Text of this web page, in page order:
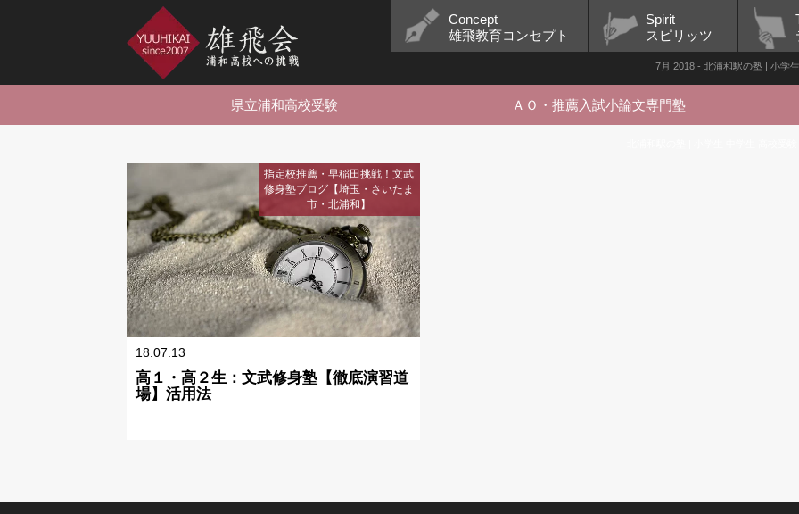
Concept
雄飛教育コンセプト
Spirit
スピリッツ
7月 2018 - 北浦和駅の塾 | 小学
県立浦和高校受験 ＡＯ・推薦入試小論文専門塾
指定校推薦・早稲田挑戦！文武
修身塾ブログ【埼玉・さいたま
市・北浦和】
18.07.13
高１・高２生：文武修身塾【徹底演習道
場】活用法